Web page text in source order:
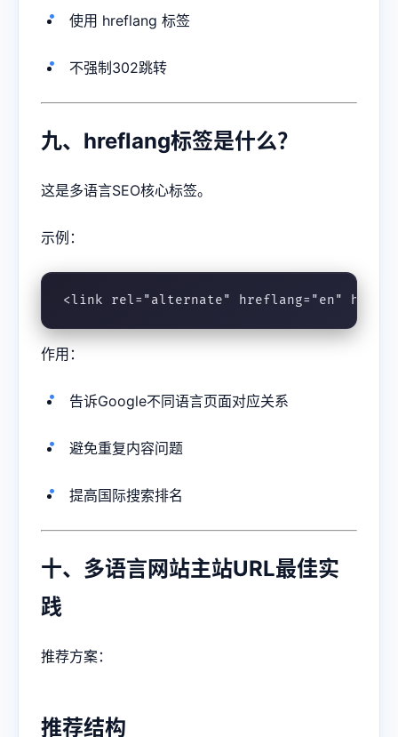
使用 hreflang 标签
不强制302跳转
九、hreflang标签是什么？
这是多语言SEO核心标签。
示例：
<link rel="alternate" hreflang="en"
作用：
告诉Google不同语言页面对应关系
避免重复内容问题
提高国际搜索排名
十、多语言网站主站URL最佳实
践
推荐方案：
推荐结构